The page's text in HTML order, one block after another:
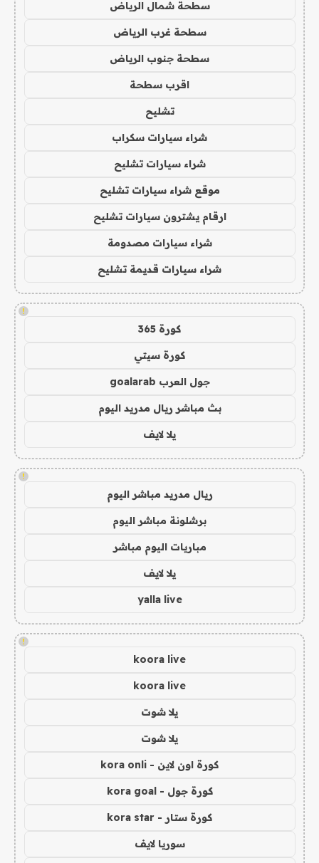
سطحة شمال الرياض
سطحة غرب الرياض
سطحة جنوب الرياض
اقرب سطحة
تشليح
شراء سيارات سكراب
شراء سيارات تشليح
موقع شراء سيارات تشليح
ارقام يشترون سيارات تشليح
شراء سيارات مصدومة
شراء سيارات قديمة تشليح
!
كورة 365
كورة سيتي
جول العرب goalarab
بث مباشر ريال مدريد اليوم
يلا لايف
!
ريال مدريد مباشر اليوم
برشلونة مباشر اليوم
مباريات اليوم مباشر
يلا لايف
yalla live
!
koora live
koora live
يلا شوت
يلا شوت
كورة اون لاين - kora onli
كورة جول - kora goal
كورة ستار - kora star
سوريا لايف